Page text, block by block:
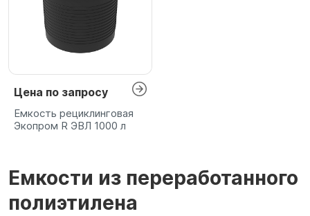
Цена по запросу
Емкость рециклинговая
Экопром R ЭВЛ 1000 л
Емкости из переработанного
полиэтилена